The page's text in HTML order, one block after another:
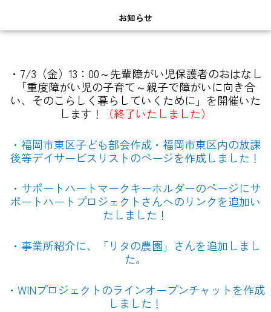
お知らせ
・7/3（金）13：00～先輩障がい児保護者のおはなし
「重度障がい児の子育て～親子で障がいに向き合
い、そのこらしく暮らしていくために」を開催いた
します！
（終了いたしました）
・福岡市東区子ども部会作成・福岡市東区内の放課
後等デイサービスリストのページを作成しました！
・サポートハートマークキーホルダーのページにサ
ポートハートプロジェクトさんへのリンクを追加い
たしました！
・事業所紹介に、「リタの農園」さんを追加しまし
た。
・WINプロジェクトのラインオープンチャットを作成
しました！